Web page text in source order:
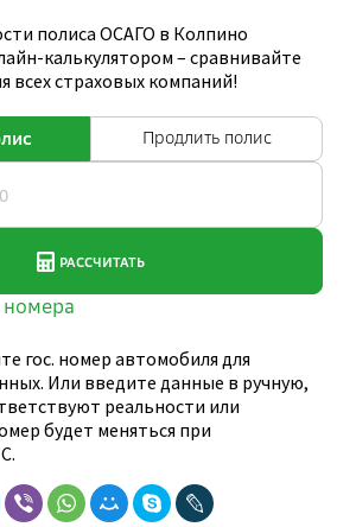
полиса ОСАГО в Колпино
калькулятором – сравнивайте
всех страховых компаний!
гос. номер автомобиля для
Или введите данные в ручную,
реальности или
будет меняться при